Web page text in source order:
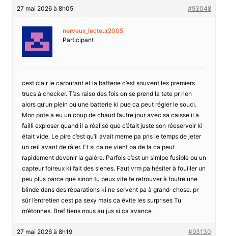
27 mai 2026 à 8h05 #93048
nerveux_lecteur2005
Participant
cest clair le carburant et la batterie c’est souvent les premiers
trucs à checker. T’as raiso des fois on se prend la tete pr rien
alors qu’un plein ou une batterie ki pue ca peut régler le souci.
Mon pote a eu un coup de chaud l’autre jour avec sa caisse il a
failli exploser quand il a réalisé que c’était juste son réeservoir ki
était vide. Le pire c’est qu’il avait meme pa pris le temps de jeter
un œil avant de râler. Et si ca ne vient pa de la ca peut
rapidement devenir la galére. Parfois c’est un simlpe fusible ou un
capteur foireux ki fait des sienes. Faut vrm pa hésiter à fouiller un
peu plus parce que sinon tu peux vite te retrouver à foutre une
blinde dans des réparations ki ne servent pa à grand-chose. pr
sûr l’entretien cest pa sexy mais ca évite les surprises Tu
m’étonnes. Bref tiens nous au jus si ca avance .
27 mai 2026 à 8h19 #93130